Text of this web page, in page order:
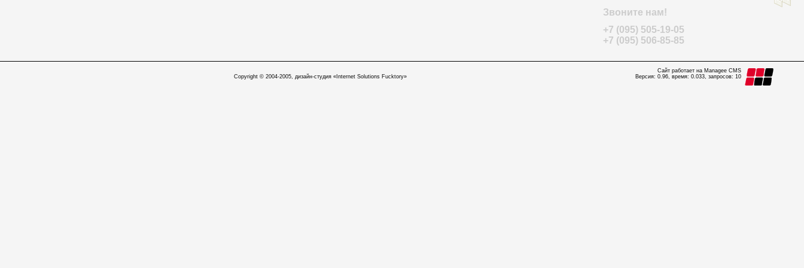
Звоните нам!
+7 (095) 505-19-05
+7 (095) 506-85-85
Copyright © 2004-2005, дизайн-студия «Internet Solutions Fucktory»
Сайт работает на Managee CMS
Версия: 0.96, время: 0.033, запросов: 10